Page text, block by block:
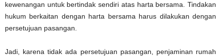
kewenangan untuk bertindak sendiri atas harta bersama. Tindakan
hukum berkaitan dengan harta bersama harus dilakukan dengan
persetujuan pasangan.
Jadi, karena tidak ada persetujuan pasangan, penjaminan rumah